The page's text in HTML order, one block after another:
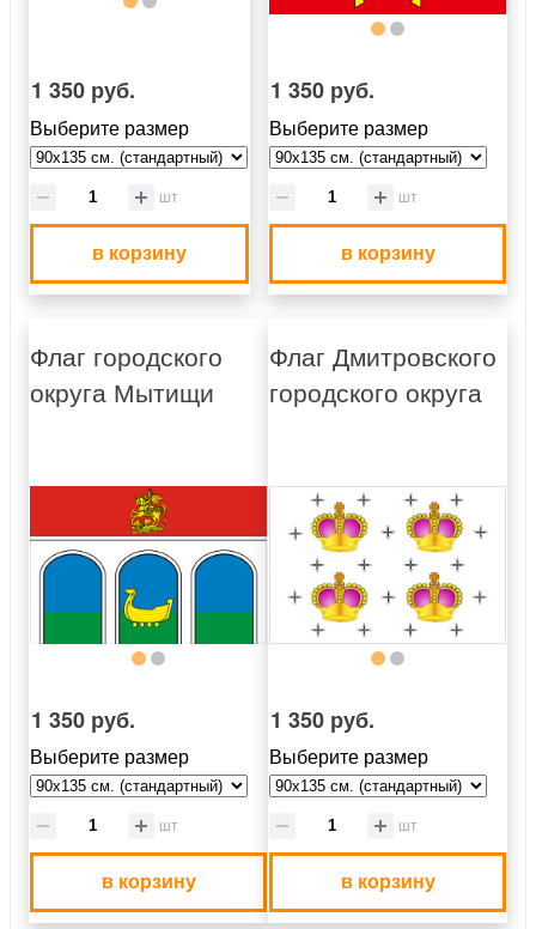
1 350 руб.
Выберите размер
шт
в корзину
1 350 руб.
Выберите размер
шт
в корзину
Флаг городского
округа Мытищи
1 350 руб.
Выберите размер
шт
в корзину
Флаг Дмитровского
городского округа
1 350 руб.
Выберите размер
шт
в корзину